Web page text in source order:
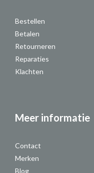
Bestellen
Betalen
Retourneren
Reparaties
Klachten
Meer informatie
Contact
Merken
Blog